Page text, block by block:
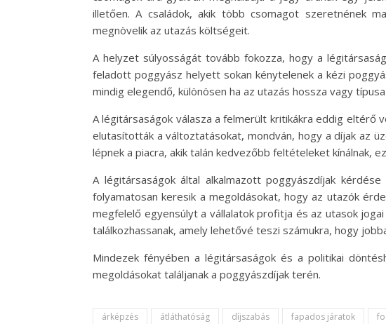
illetően. A családok, akik több csomagot szeretnének
megnövelik az utazás költségeit.
A helyzet súlyosságát tovább fokozza, hogy a
feladott poggyász helyett sokan kénytelenek a kézi
mindig elegendő, különösen ha az utazás hossza vagy
A légitársaságok válasza a felmerült kritikákra eddig eltérő
elutasították a változtatásokat, mondván, hogy a díjak az
lépnek a piacra, akik talán kedvezőbb feltételeket kínálnak,
A légitársaságok által alkalmazott poggyászdíjak
folyamatosan keresik a megoldásokat, hogy az utazók
megfelelő egyensúlyt a vállalatok profitja és az utasok
találkozhassanak, amely lehetővé teszi számukra, hogy
Mindezek fényében a légitársaságok és a politikai
megoldásokat találjanak a poggyászdíjak terén.
árképzés átláthatóság díjszabás fapados járatok